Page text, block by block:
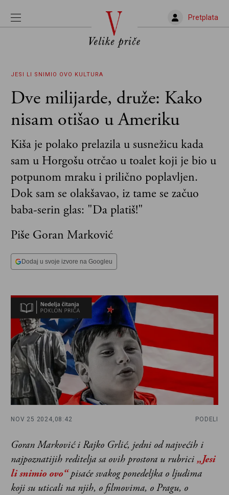
Pretplata
JESI LI SNIMIO OVO KULTURA
Dve milijarde, druže: Kako
nisam otišao u Ameriku
Kiša je polako prelazila u susnežicu kada
sam u Horgošu otrčao u toalet koji je bio u
potpunom mraku i prilično poplavljen.
Dok sam se olakšavao, iz tame se začuo
baba-serin glas: "Da platiš!"
Piše Goran Marković
Dodaj u svoje izvore na Googleu
NOV 25 2024, 08:42 PODELI
Goran Marković i Rajko Grlić, jedni od najvećih i
najpoznatijih reditelja sa ovih prostora u rubrici „Jesi
li snimio ovo“pisaće svakog ponedeljka o ljudima
koji su uticali na njih, o filmovima, o Pragu, o